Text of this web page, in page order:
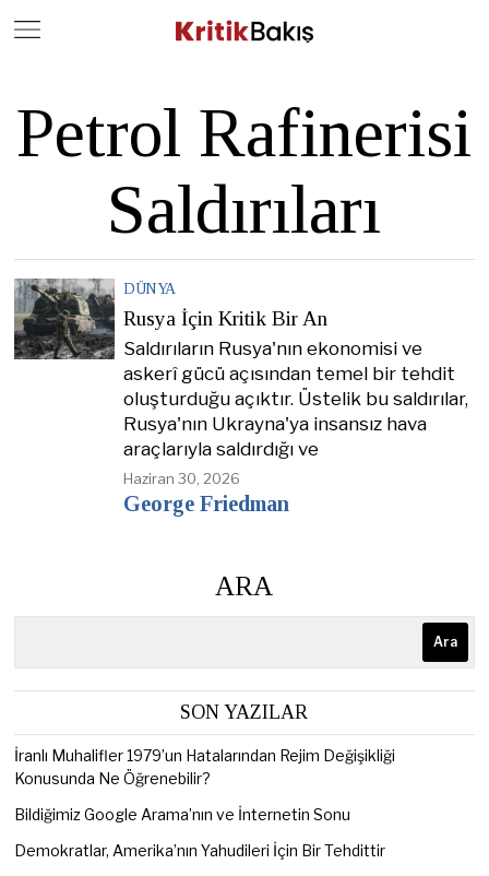
Petrol Rafinerisi
Saldırıları
DÜNYA
Rusya İçin Kritik Bir An
Saldırıların Rusya'nın ekonomisi ve
askerî gücü açısından temel bir tehdit
oluşturduğu açıktır. Üstelik bu saldırılar,
Rusya'nın Ukrayna'ya insansız hava
araçlarıyla saldırdığı ve
Haziran 30, 2026
George Friedman
ARA
Ara
SON YAZILAR
İranlı Muhalifler 1979’un Hatalarından Rejim Değişikliği
Konusunda Ne Öğrenebilir?
Bildiğimiz Google Arama’nın ve İnternetin Sonu
Demokratlar, Amerika’nın Yahudileri İçin Bir Tehdittir